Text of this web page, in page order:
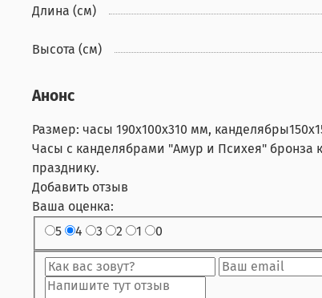
Длина (см)
Высота (см)
Анонс
Размер: часы 190х100х310 мм,
Часы с канделябрами "Амур и Психея"
празднику.
Добавить отзыв
Ваша оценка:
5
4 3 2 1 0